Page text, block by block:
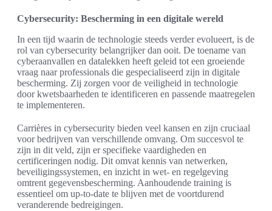
Cybersecurity: Bescherming in een digitale wereld
In een tijd waarin de technologie steeds verder evolueert, is de
rol van cybersecurity belangrijker dan ooit. De toename van
cyberaanvallen en datalekken heeft geleid tot een groeiende
vraag naar professionals die gespecialiseerd zijn in digitale
bescherming. Zij zorgen voor de veiligheid in technologie
door kwetsbaarheden te identificeren en passende maatregelen
te implementeren.
Carrières in cybersecurity bieden veel kansen en zijn cruciaal
voor bedrijven van verschillende omvang. Om succesvol te
zijn in dit veld, zijn er specifieke vaardigheden en
certificeringen nodig. Dit omvat kennis van netwerken,
beveiligingssystemen, en inzicht in wet- en regelgeving
omtrent gegevensbescherming. Aanhoudende training is
essentieel om up-to-date te blijven met de voortdurend
veranderende bedreigingen.